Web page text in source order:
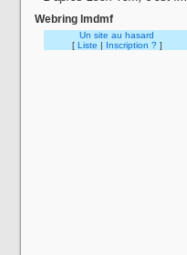
Webring lmdmf
Un site au hasard
[ Liste | Inscription ? ]